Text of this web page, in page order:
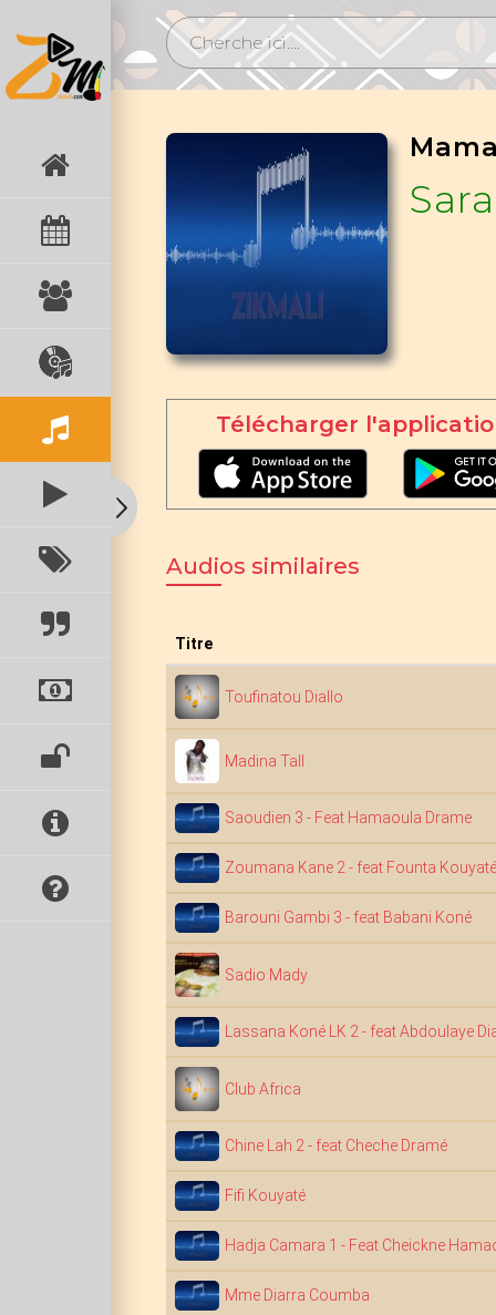
Télécharger
Audios similaires
Titre
Toufinatou Diallo
Madina Tall
Saoudien 3 - Feat Hamaoula Drame
Zoumana Kane 2 - feat Founta Kouyaté
Barouni Gambi 3 - feat Babani Koné
Sadio Mady
Lassana Koné LK 2 - feat Abdoulaye
Club Africa
Chine Lah 2 - feat Cheche Dramé
Fifi Kouyaté
Hadja Camara 1 - Feat Cheickne
Mme Diarra Coumba